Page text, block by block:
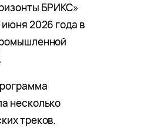
БРИКС»
2026 года в
несколько
треков.